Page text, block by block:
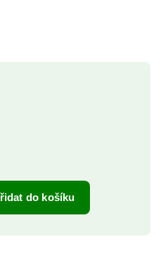
do košíku